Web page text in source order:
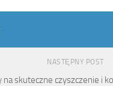
NASTĘPNY POST
na skuteczne czyszczenie i